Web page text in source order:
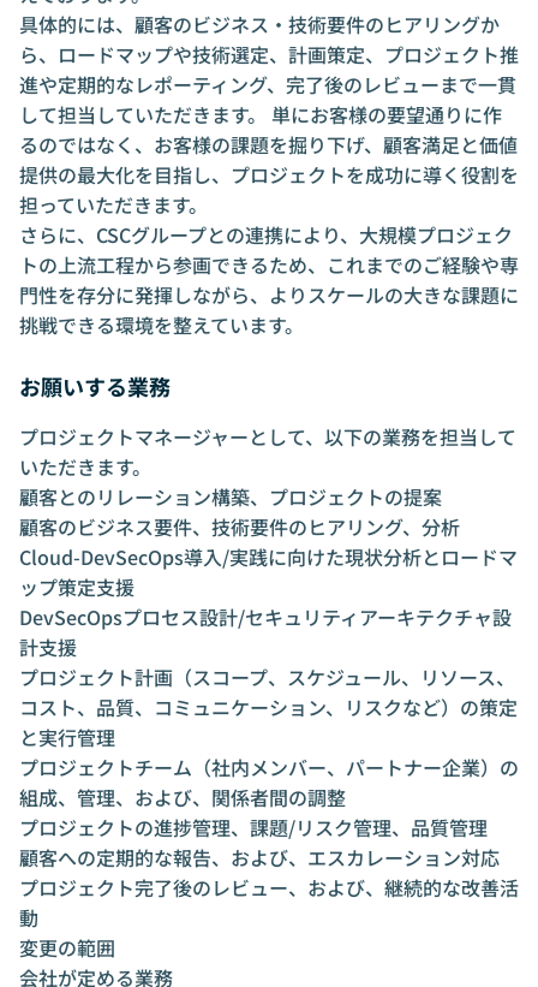
具体的には、顧客のビジネス・技術要件のヒアリングか
ら、ロードマップや技術選定、計画策定、プロジェクト推
進や定期的なレポーティング、完了後のレビューまで一貫
して担当していただきます。 単にお客様の要望通りに作
るのではなく、お客様の課題を掘り下げ、顧客満足と価値
提供の最大化を目指し、プロジェクトを成功に導く役割を
担っていただきます。
さらに、CSCグループとの連携により、大規模プロジェク
トの上流工程から参画できるため、これまでのご経験や専
門性を存分に発揮しながら、よりスケールの大きな課題に
挑戦できる環境を整えています。
お願いする業務
プロジェクトマネージャーとして、以下の業務を担当して
いただきます。
顧客とのリレーション構築、プロジェクトの提案
顧客のビジネス要件、技術要件のヒアリング、分析
Cloud-DevSecOps導入/実践に向けた現状分析とロードマ
ップ策定支援
DevSecOpsプロセス設計/セキュリティアーキテクチャ設
計支援
プロジェクト計画（スコープ、スケジュール、リソース、
コスト、品質、コミュニケーション、リスクなど）の策定
と実行管理
プロジェクトチーム（社内メンバー、パートナー企業）の
組成、管理、および、関係者間の調整
プロジェクトの進捗管理、課題/リスク管理、品質管理
顧客への定期的な報告、および、エスカレーション対応
プロジェクト完了後のレビュー、および、継続的な改善活
動
変更の範囲
会社が定める業務